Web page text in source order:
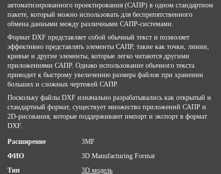
автоматизированного проектирования (САПР) в одном стандартном
пакете, который можно использовать для беспрепятственного
обмена данными между различными САПР-системами.
Формат DXF представляет собой обычный текст и позволяет
эффективно представлять элементы САПР, такие как точки, линии,
кривые и другие элементы, которые легко читаются другими
приложениями САПР. Однако использование обычного текста
приводит к быстрому увеличению размера файлов при хранении
больших и сложных чертежей САПР.
Поскольку файлы DXF изначально разрабатывались как открытый и
стандартный формат, существует множество приложений САПР и
2D-рисования, которые поддерживают импорт и экспорт в формат
DXF.
Расширение
3MF
ФИО
3D Manufacturing Format
Тип
3D модель